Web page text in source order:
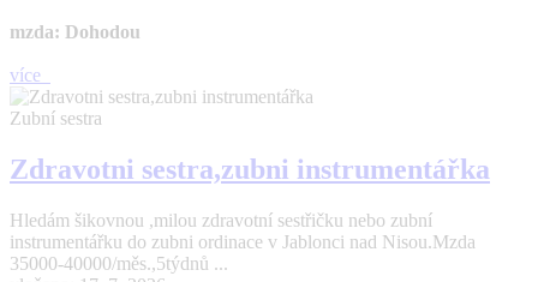
mzda: Dohodou
více
Zubní sestra
Zdravotni sestra,zubni instrumentářka
Hledám šikovnou ,milou zdravotní sestřičku nebo zubní
instrumentářku do zubni ordinace v Jablonci nad Nisou.Mzda
35000-40000/měs.,5týdnů ...